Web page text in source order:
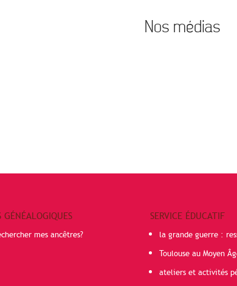
Nos médias
GÉNÉALOGIQUES
mes ancêtres?
SERVICE ÉDUCATIF
la grande guerre :
Toulouse au Moyen
ateliers et activités